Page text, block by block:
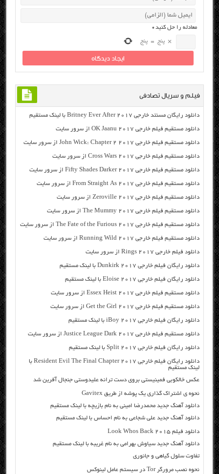
معادله را حل کنید*
× پنج = پنج
فیلم و سریال تصادفی
دانلود رایگان مسنتد خارجی Britney Ever After 2017 با لینک مستقیم
دانلود مستقیم فیلم خارجی OK Jaanu 2017 از سرور سایت
دانلود مستقیم فیلم خارجی John Wick: Chapter 2 2017 از سرور سایت
دانلود مستقیم فیلم خارجی Cross Wars 2017 از سرور سایت
دانلود مستقیم فیلم خارجی Fifty Shades Darker 2017 از سرور سایت
دانلود مستقیم فیلم خارجی From Straight As 2017 از سرور سایت
دانلود مستقیم فیلم خارجی Zeroville 2017 از سرور سایت
دانلود مستقیم فیلم خارجی The Mummy 2017 از سرور سایت
دانلود مستقیم فیلم خارجی The Fate of the Furious 2017 از سرور سایت
دانلود مستقیم فیلم خارجی Running Wild 2017 از سرور سایت
دانلود فیلم خارجی Rings 2017 از سرور سایت
دانلود رایگان فیلم خارجی Dunkirk 2017 با لینک مستقیم
دانلود رایگان فیلم خارجی Eloise 2017 با لینک مستقیم
دانلود مستقیم فیلم خارجی Essex Heist 2017 از سرور سایت
دانلود مستقیم فیلم خارجی Get the Girl 2017 از سرور سایت
دانلود رایگان فیلم خارجی iBoy 2017 با لینک مستقیم
دانلود مستقیم فیلم خارجی Justice League Dark 2017 از سرور سایت
دانلود رایگان فیلم خارجی Split 2017 با لینک مستقیم
دانلود رایگان فیلم خارجی Resident Evil The Final Chapter 2017 با
لینک مستقیم
عکس خالکوبی فمینیستی بروی دست ترانه علیدوستی جنجال آفرین شد
نحوه ی اشتراک گذاری یک پوشه از طریق Gavitex
دانلود آهنگ جدید محمدرضا امینی به نام بازیچه با لینک مستقیم
دانلود آهنگ جدید علی شجاعی به نام احساس با لینک مستقیم
دانلود فیلم Look Whos Back 2015
دانلود آهنگ جدید سیاوش بهرامی به نام غریبه با لینک مستقیم
تفاوت سلول گیاهی و جانوری
نحوه نصب مرورگر Tor در سیستم عامل لینوکس